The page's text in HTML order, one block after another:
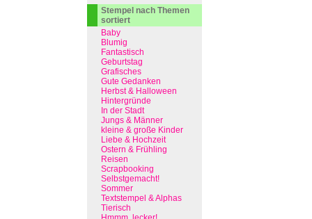
Stempel nach Themen
sortiert
Baby
Blumig
Fantastisch
Geburtstag
Grafisches
Gute Gedanken
Herbst & Halloween
Hintergründe
In der Stadt
Jungs & Männer
kleine & große Kinder
Liebe & Hochzeit
Ostern & Frühling
Reisen
Scrapbooking
Selbstgemacht!
Sommer
Textstempel & Alphas
Tierisch